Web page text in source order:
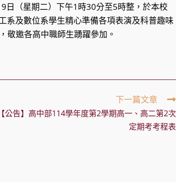
日（星期二）下午1時30分至5時整，於本校
系及數位系學生精心準備各項表演及科普趣味
敬邀各高中職師生踴躍參加。
下一篇文章
【公告】高中部114學年度第2學期高一、高二第2次
定期考考程表